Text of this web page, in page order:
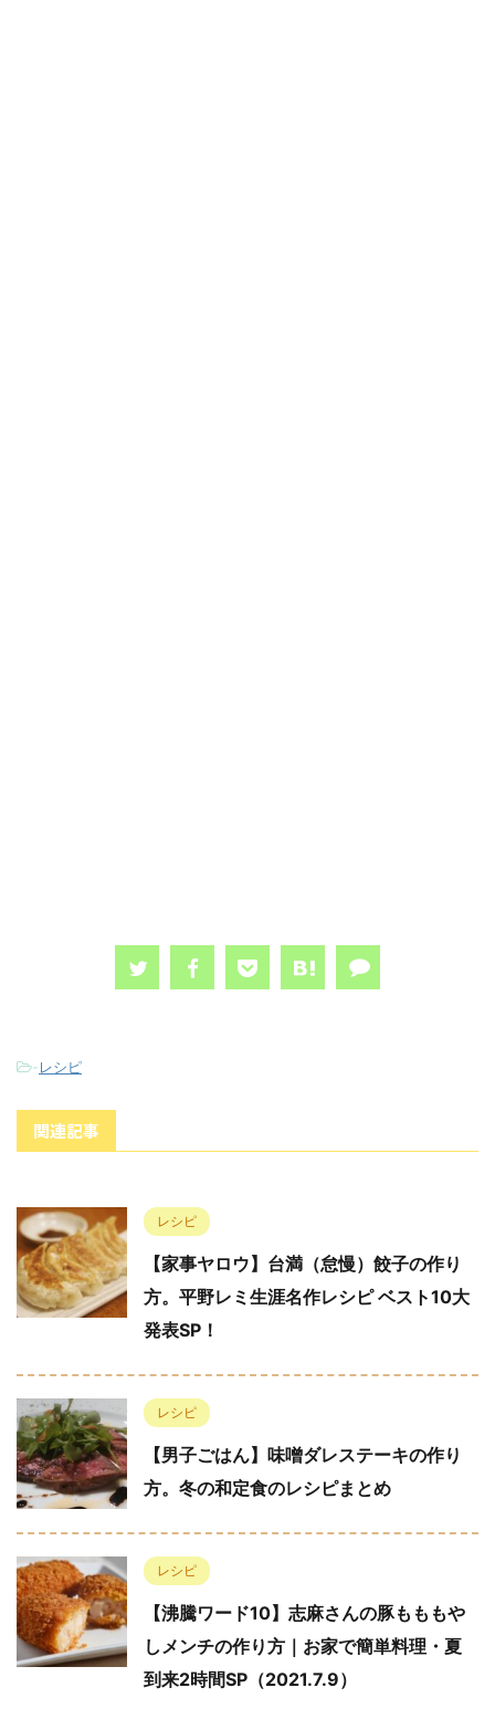
-レシピ
関連記事
レシピ
【家事ヤロウ】台満（怠慢）餃子の作り
方。平野レミ生涯名作レシピ ベスト10大
発表SP！
レシピ
【男子ごはん】味噌ダレステーキの作り
方。冬の和定食のレシピまとめ
レシピ
【沸騰ワード10】志麻さんの豚もももや
しメンチの作り方｜お家で簡単料理・夏
到来2時間SP（2021.7.9）